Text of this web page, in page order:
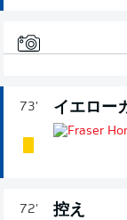
73' イエロー
72' 控え